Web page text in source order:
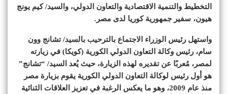
التخطيط والتنمية الاقتصادية والتعاون الدولي، والسيد/ كيم يونج
هيون، سفير جمهورية كوريا لدى مصر.
واستهل رئيس الوزراء الاجتماع بالترحيب بالسيد/ تشانج وون
سام، رئيس وكالة التعاون الدولي الكورية (كويكا) في زيارته
لمصر، مُعربًا عن تقديره لهذه الزيارة، حيث يُعد السيد/ “تشانج”
هو أول رئيس لوكالة التعاون الدولي الكورية يقوم بزيارة مصر
منذ عام 2009، وهو ما يعكس الرغبة في تعزيز العلاقات الثنائية